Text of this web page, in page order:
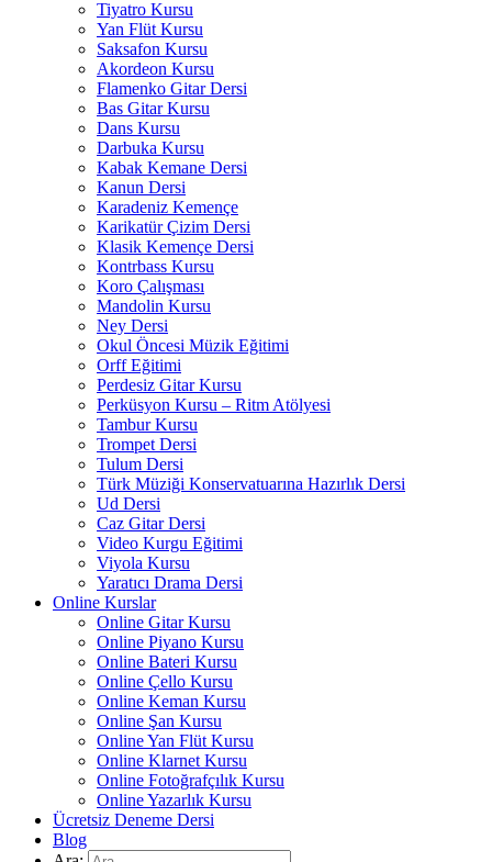
Tiyatro Kursu
Yan Flüt Kursu
Saksafon Kursu
Akordeon Kursu
Flamenko Gitar Dersi
Bas Gitar Kursu
Dans Kursu
Darbuka Kursu
Kabak Kemane Dersi
Kanun Dersi
Karadeniz Kemençe
Karikatür Çizim Dersi
Klasik Kemençe Dersi
Kontrbass Kursu
Koro Çalışması
Mandolin Kursu
Ney Dersi
Okul Öncesi Müzik Eğitimi
Orff Eğitimi
Perdesiz Gitar Kursu
Perküsyon Kursu – Ritm Atölyesi
Tambur Kursu
Trompet Dersi
Tulum Dersi
Türk Müziği Konservatuarına Hazırlık Dersi
Ud Dersi
Caz Gitar Dersi
Video Kurgu Eğitimi
Viyola Kursu
Yaratıcı Drama Dersi
Online Kurslar
Online Gitar Kursu
Online Piyano Kursu
Online Bateri Kursu
Online Çello Kursu
Online Keman Kursu
Online Şan Kursu
Online Yan Flüt Kursu
Online Klarnet Kursu
Online Fotoğrafçılık Kursu
Online Yazarlık Kursu
Ücretsiz Deneme Dersi
Blog